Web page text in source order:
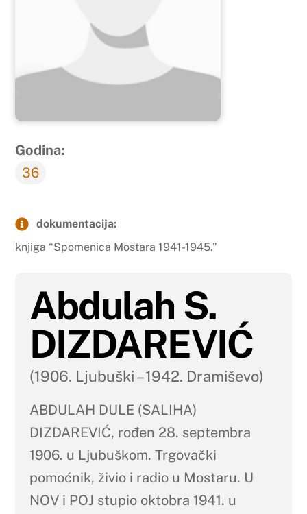
Godina:
36
dokumentacija:
knjiga “Spomenica Mostara 1941-1945.”
Abdulah S.
DIZDAREVIĆ
(1906. Ljubuški – 1942. Dramiševo)
ABDULAH DULE (SALIHA)
DIZDAREVIĆ, rođen 28. septembra
1906. u Ljubuškom. Trgovački
pomoćnik, živio i radio u Mostaru. U
NOV i POJ stupio oktobra 1941. u